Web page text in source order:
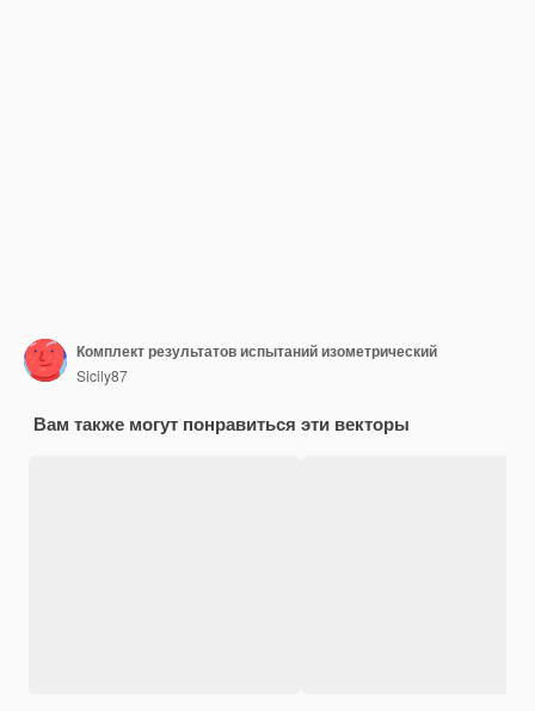
Комплект результатов испытаний изометрический
Sicily87
Вам также могут понравиться эти векторы